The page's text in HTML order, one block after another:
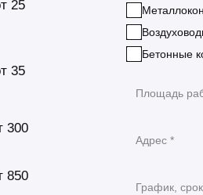
25
35
300
850
Бетонные